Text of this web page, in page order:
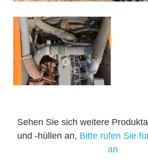
Sehen Sie sich weitere
und -hüllen an, Bitte rufen Sie
an